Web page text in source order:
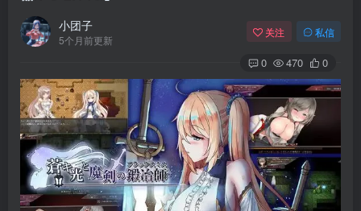
小团子
5个月前更新
关注 私信
0 470 0